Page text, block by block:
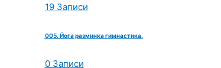
19 Записи
005. Йога разминка гимнастика.
0 Записи